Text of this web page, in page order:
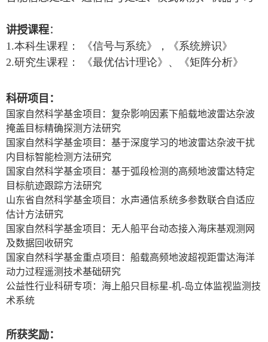
讲授课程：
1.本科生课程： 《信号与系统》，《系统辨识》
2.研究生课程： 《最优估计理论》、《矩阵分析》
科研项目：
国家自然科学基金项目：复杂影响因素下船载地波雷达杂波
掩盖目标精确探测方法研究
国家自然科学基金项目：基于深度学习的地波雷达杂波干扰
内目标智能检测方法研究
国家自然科学基金项目：基于弧段检测的高频地波雷达特定
目标航迹跟踪方法研究
山东省自然科学基金项目：水声通信系统多参数联合自适应
估计方法研究
国家自然科学基金项目：无人船平台动态接入海床基观测网
及数据回收研究
国家自然科学基金重点项目：船载高频地波超视距雷达海洋
动力过程遥测技术基础研究
公益性行业科研专项：海上船只目标星-机-岛立体监视监测技
术系统
所获奖励：